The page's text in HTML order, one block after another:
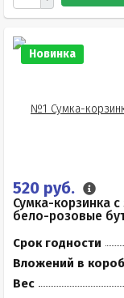
Новинка
520 руб.
Сумка-корзинка
бело-розовые
Срок годности
Вложений в
Вес